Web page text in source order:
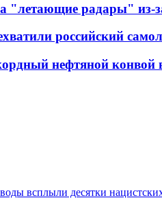
"летающие радары" из-
российский
нефтяной конвой